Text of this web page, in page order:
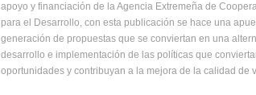
apoyo y financiación de la Agencia Extremeña de
para el Desarrollo, con esta publicación se hace una
generación de propuestas que se conviertan en una
desarrollo e implementación de las políticas que
oportunidades y contribuyan a la mejora de la calidad de